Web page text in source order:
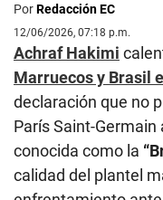
PorRedacción EC
12/06/2026, 07:18 p.m.
Achraf Hakimi
Marruecos y Brasil
declaración que no
París Saint-
conocida como la
calidad del plantel